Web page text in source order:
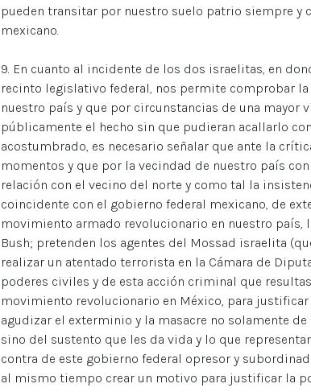
pueden transitar por nuestro suelo patrio siempre y
mexicano.
9. En cuanto al incidente de los dos israelitas, en
recinto legislativo federal, nos permite comprobar
nuestro país y que por circunstancias de una mayor
públicamente el hecho sin que pudieran acallarlo
acostumbrado, es necesario señalar que ante la
momentos y que por la vecindad de nuestro país
relación con el vecino del norte y como tal la
coincidente con el gobierno federal mexicano, de
movimiento armado revolucionario en nuestro
Bush; pretenden los agentes del Mossad israelita
realizar un atentado terrorista en la Cámara de
poderes civiles y de esta acción criminal que
movimiento revolucionario en México, para
agudizar el exterminio y la masacre no solamente
sino del sustento que les da vida y lo que
contra de este gobierno federal opresor y
al mismo tiempo crear un motivo para justificar la